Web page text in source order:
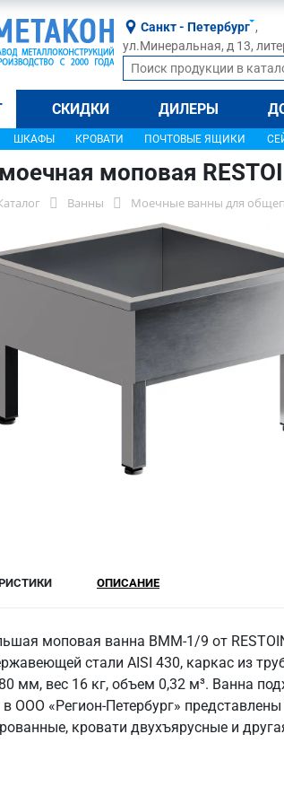
Санкт - Петербург ,
ул.Минеральная, д 13,
СКИДКИ ДИЛЕРЫ
ШКАФЫ КРОВАТИ ПОЧТОВЫЕ ЯЩИКИ
моповая
Ванны Моечные ванны для
ОПИСАНИЕ
моповая ванна ВММ-1/9 от
стали AISI 430, каркас из
мм, вес 16 кг, объем 0,32 м³. Ванна
ООО «Регион-Петербург»
кровати двухъярусные и